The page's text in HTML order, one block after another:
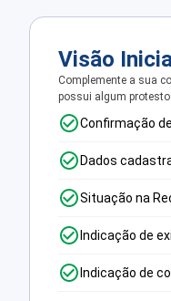
Visão
Complemente a sua
possui algum
Confirmação
Dados
Situação na
Indicação de
Indicação de